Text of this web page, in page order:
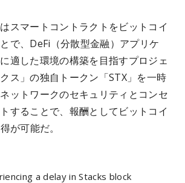
スマートコントラクトをビットコイ
で、 DeFi （分散型金融）アプリケ
適した環境の構築を目指すプロジェ
ス」の独自トークン「STX」を一時
ットワークのセキュリティとコンセ
することで、報酬としてビットコイ
が可能だ。
a delay in Stacks block